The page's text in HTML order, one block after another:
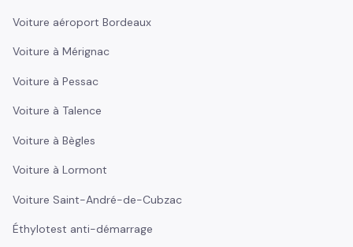
Voiture aéroport Bordeaux
Voiture à Mérignac
Voiture à Pessac
Voiture à Talence
Voiture à Bègles
Voiture à Lormont
Voiture Saint-André-de-Cubzac
Éthylotest anti-démarrage